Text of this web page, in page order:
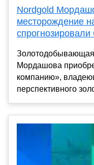
Nordgold
месторождение
спрогнозировали
Золотодобывающая
Мордашова
компанию»,
перспективного